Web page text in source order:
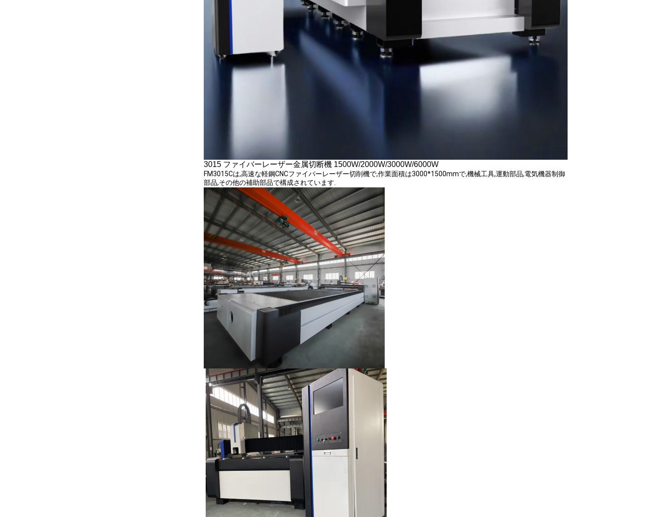
3015 ファイバーレーザー金属切断機 1500W/2000W/3000W/6000W
FM3015Cは,高速な軽鋼CNCファイバーレーザー切削機で,作業面積は3000*1500mmで,機械工具,運動部品,電気機器制御
部品,その他の補助部品で構成されています.